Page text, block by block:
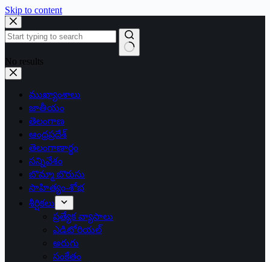
Skip to content
No results
ముఖ్యాంశాలు
జాతీయం
తెలంగాణ
ఆంధ్రప్రదేశ్
తెలంగాణార్థం
సన్నివేశం
బొమ్మా బొరుసు
సాహిత్యం-శోభ
శీర్షికలు
ప్రత్యేక వ్యాసాలు
ఎడిటోరియల్
అరుగు
సంకేతం